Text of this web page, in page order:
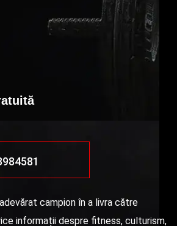
campion în a livra către
informații despre fitness, culturism,